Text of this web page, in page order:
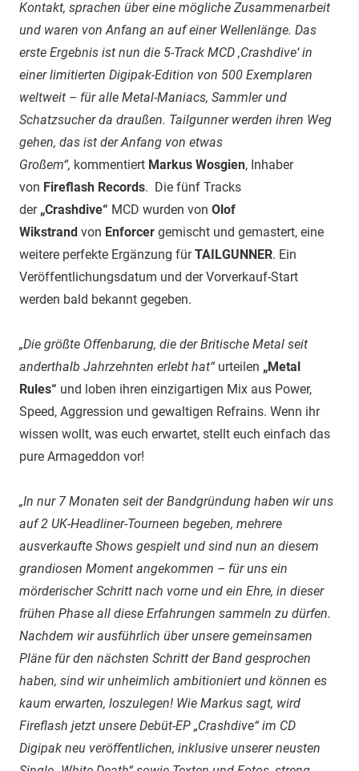
Kontakt, sprachen über eine mögliche Zusammenarbeit
und waren von Anfang an auf einer Wellenlänge. Das
erste Ergebnis ist nun die 5-Track MCD ‚Crashdive‘ in
einer limitierten Digipak-Edition von 500 Exemplaren
weltweit – für alle Metal-Maniacs, Sammler und
Schatzsucher da draußen. Tailgunner werden ihren Weg
gehen, das ist der Anfang von etwas
Großem“, kommentiert Markus Wosgien, Inhaber
von Fireflash Records. Die fünf Tracks
der „Crashdive“ MCD wurden von Olof
Wikstrand von Enforcer gemischt und gemastert, eine
weitere perfekte Ergänzung fürTAILGUNNER. Ein
Veröffentlichungsdatum und der Vorverkauf-Start
werden bald bekannt gegeben.
„Die größte Offenbarung, die der Britische Metal seit
anderthalb Jahrzehnten erlebt hat“urteilen „Metal
Rules“ und loben ihren einzigartigen Mix aus Power,
Speed, Aggression und gewaltigen Refrains. Wenn ihr
wissen wollt, was euch erwartet, stellt euch einfach das
pure Armageddon vor!
„In nur 7 Monaten seit der Bandgründung haben wir uns
auf 2 UK-Headliner-Tourneen begeben, mehrere
ausverkaufte Shows gespielt und sind nun an diesem
grandiosen Moment angekommen – für uns ein
mörderischer Schritt nach vorne und ein Ehre, in dieser
frühen Phase all diese Erfahrungen sammeln zu dürfen.
Nachdem wir ausführlich über unsere gemeinsamen
Pläne für den nächsten Schritt der Band gesprochen
haben, sind wir unheimlich ambitioniert und können es
kaum erwarten, loszulegen! Wie Markus sagt, wird
Fireflash jetzt unsere Debüt-EP „Crashdive“ im CD
Digipak neu veröffentlichen, inklusive unserer neusten